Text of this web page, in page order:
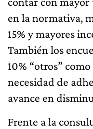
en la normativa,
15% y mayores
También los
10% “otros”
necesidad de
avance en
Frente a la